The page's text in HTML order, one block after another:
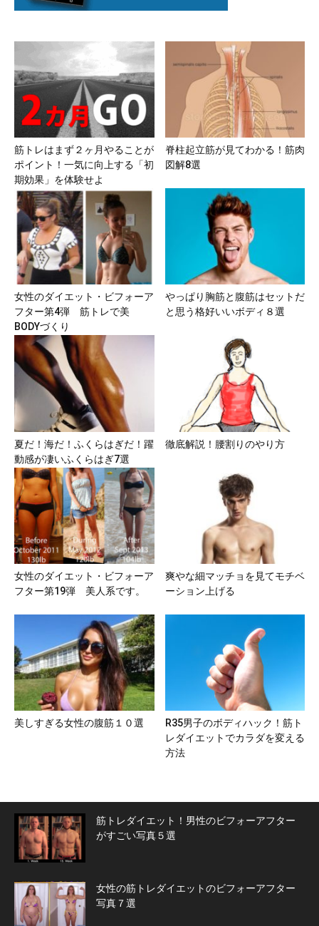
筋トレはまず２ヶ月やることが
ポイント！一気に向上する「初
期効果」を体験せよ
脊柱起立筋が見てわかる！筋肉
図解8選
女性のダイエット・ビフォーア
フター第4弾 筋トレで美
BODYづくり
やっぱり胸筋と腹筋はセットだ
と思う格好いいボディ８選
夏だ！海だ！ふくらはぎだ！躍
動感が凄いふくらはぎ7選
徹底解説！腰割りのやり方
女性のダイエット・ビフォーア
フター第19弾 美人系です。
爽やな細マッチョを見てモチベ
ーション上げる
美しすぎる女性の腹筋１０選
R35男子のボディハック！筋ト
レダイエットでカラダを変える
方法
筋トレダイエット！男性のビフォーアフター
がすごい写真５選
女性の筋トレダイエットのビフォーアフター
写真７選